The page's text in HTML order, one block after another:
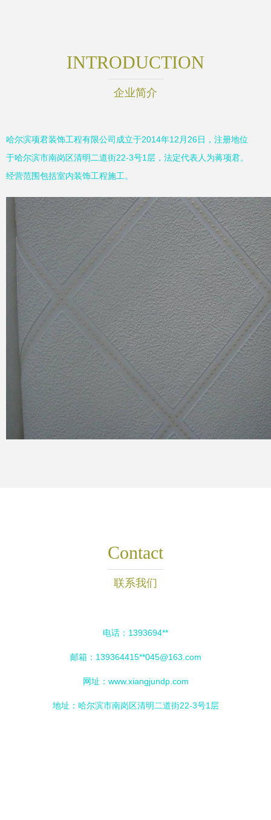
INTRODUCTION
企业简介
哈尔滨项君装饰工程有限公司成立于2014年12月26日，注册地位
于哈尔滨市南岗区清明二道街22-3号1层，法定代表人为蒋项君。
经营范围包括室内装饰工程施工。
Contact
联系我们
电话：1393694**
邮箱：139364415**045@163.com
网址： www.xiangjundp.com
地址：哈尔滨市南岗区清明二道街22-3号1层